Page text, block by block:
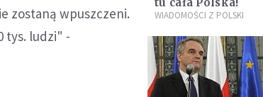
zostaną wpuszczeni.
tys. ludzi" -
WIADOMOŚCI Z POLSKI